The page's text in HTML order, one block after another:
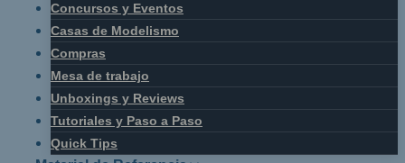
Concursos y Eventos
Casas de Modelismo
Compras
Mesa de trabajo
Unboxings y Reviews
Tutoriales y Paso a Paso
Quick Tips